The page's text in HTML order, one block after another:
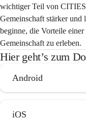
wichtiger Teil von
Gemeinschaft stärker und
beginne, die Vorteile
Gemeinschaft zu erleben.
Hier geht’s zum
Android
iOS